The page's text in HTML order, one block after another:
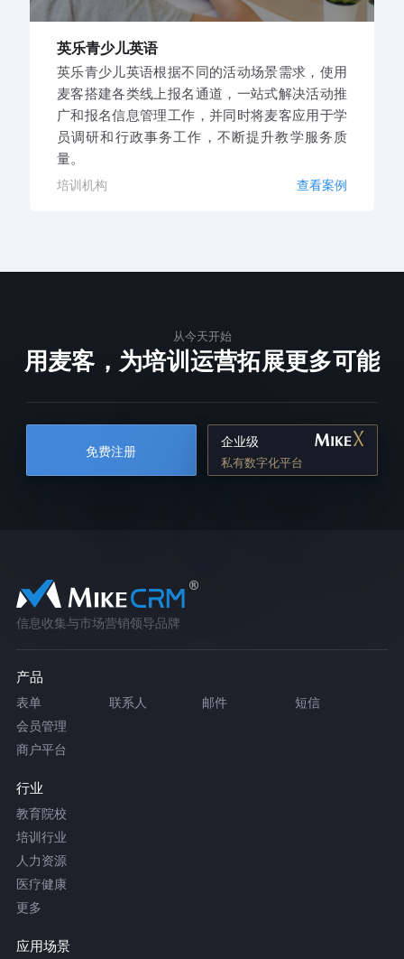
英乐青少儿英语
英乐青少儿英语根据不同的活动场景需求，使用
麦客搭建各类线上报名通道，一站式解决活动推
广和报名信息管理工作，并同时将麦客应用于学
员调研和行政事务工作，不断提升教学服务质
量。
培训机构 查看案例
从今天开始
用麦客，为培训运营拓展更多可能
免费注册
企业级
私有数字化平台
信息收集与市场营销领导品牌
产品
表单 联系人 邮件
短信
会员管理
商户平台
行业
教育院校
培训行业
人力资源
医疗健康
更多
应用场景